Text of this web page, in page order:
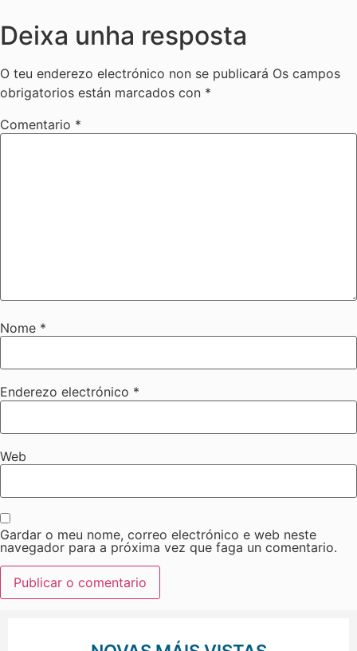
Deixa unha resposta
O teu enderezo electrónico non se publicará Os campos
obrigatorios están marcados con *
Comentario *
Nome *
Enderezo electrónico *
Web
Gardar o meu nome, correo electrónico e web neste
navegador para a próxima vez que faga un comentario.